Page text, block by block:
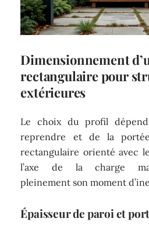
Dimensionnement
rectangulaire pour
extérieures
Le choix du profil
reprendre et de la
rectangulaire orienté avec
l’axe de la charge
pleinement son moment
Épaisseur de paroi et